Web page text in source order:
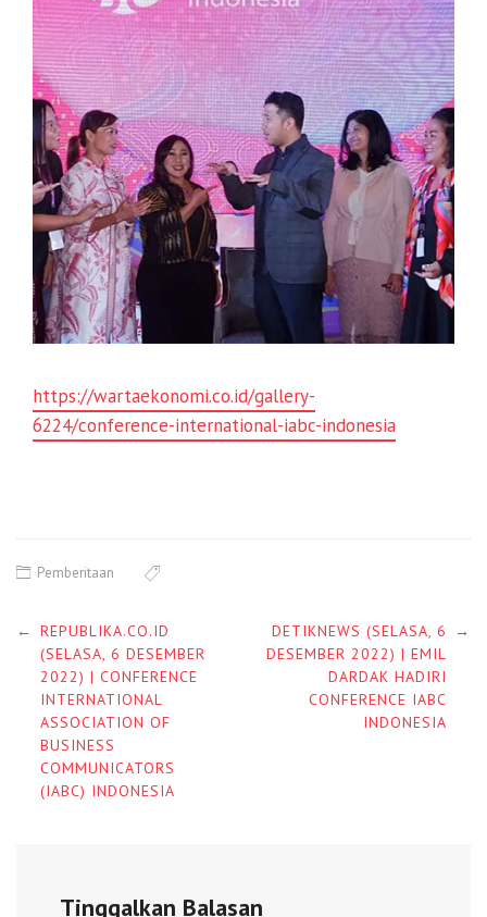
https://wartaekonomi.co.id/gallery-
6224/conference-international-iabc-indonesia
Pemberitaan
Post
navigation
← REPUBLIKA.CO.ID
(SELASA, 6 DESEMBER
2022) | CONFERENCE
INTERNATIONAL
ASSOCIATION OF
BUSINESS
COMMUNICATORS
(IABC) INDONESIA
DETIKNEWS (SELASA, 6
DESEMBER 2022) | EMIL
DARDAK HADIRI
CONFERENCE IABC
INDONESIA
→
Tinggalkan Balasan